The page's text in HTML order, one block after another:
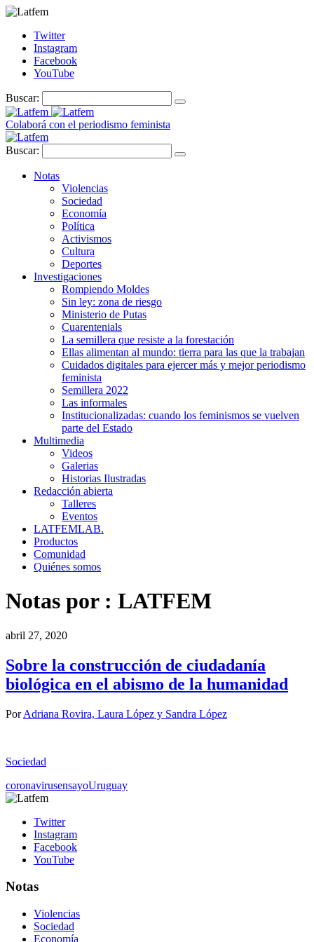
Twitter
Instagram
Facebook
YouTube
Buscar:
Colaborá con el periodismo feminista
Buscar:
Notas
Violencias
Sociedad
Economía
Política
Activismos
Cultura
Deportes
Investigaciones
Rompiendo Moldes
Sin ley: zona de riesgo
Ministerio de Putas
Cuarentenials
La semillera que resiste a la forestación
Ellas alimentan al mundo: tierra para las que la trabajan
Cuidados digitales para ejercer más y mejor periodismo
feminista
Semillera 2022
Las informales
Institucionalizadas: cuando los feminismos se vuelven
parte del Estado
Multimedia
Videos
Galerias
Historias Ilustradas
Redacción abierta
Talleres
Eventos
LATFEMLAB.
Productos
Comunidad
Quiénes somos
Notas por : LATFEM
abril 27, 2020
Sobre la construcción de ciudadanía
biológica en el abismo de la humanidad
PorAdriana Rovira, Laura López y Sandra López
Sociedad
coronavirusensayoUruguay
Twitter
Instagram
Facebook
YouTube
Notas
Violencias
Sociedad
Economía